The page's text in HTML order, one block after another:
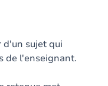
d'un sujet qui
de l'enseignant.